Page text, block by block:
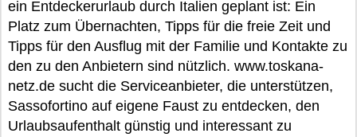
ein Entdeckerurlaub durch Italien geplant ist: Ein
Platz zum Übernachten, Tipps für die freie Zeit und
Tipps für den Ausflug mit der Familie und Kontakte zu
den zu den Anbietern sind nützlich. www.toskana-
netz.de sucht die Serviceanbieter, die unterstützen,
Sassofortino auf eigene Faust zu entdecken, den
Urlaubsaufenthalt günstig und interessant zu